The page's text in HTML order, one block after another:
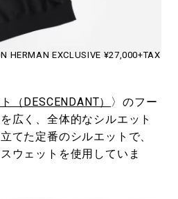
HERMAN EXCLUSIVE ¥27,000+TAX
（DESCENDANT） 〉のフー
広く、全体的なシルエット
てた定番のシルエットで、
ウェットを使用していま